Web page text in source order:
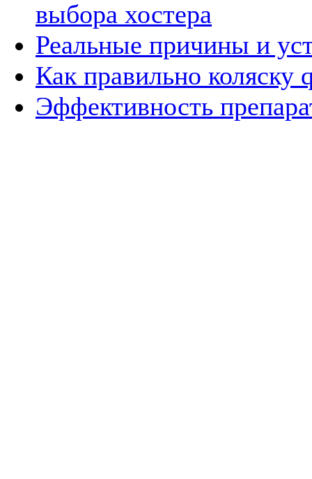
выбора хостера
Реальные причины и
Как правильно коляску
Эффективность